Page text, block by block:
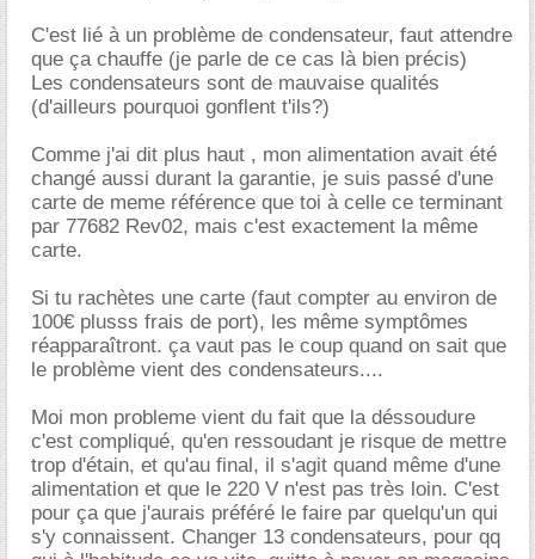
C'est lié à un problème de condensateur, faut attendre
que ça chauffe (je parle de ce cas là bien précis)
Les condensateurs sont de mauvaise qualités
(d'ailleurs pourquoi gonflent t'ils?)
Comme j'ai dit plus haut , mon alimentation avait été
changé aussi durant la garantie, je suis passé d'une
carte de meme référence que toi à celle ce terminant
par 77682 Rev02, mais c'est exactement la même
carte.
Si tu rachètes une carte (faut compter au environ de
100€ plusss frais de port), les même symptômes
réapparaîtront. ça vaut pas le coup quand on sait que
le problème vient des condensateurs....
Moi mon probleme vient du fait que la déssoudure
c'est compliqué, qu'en ressoudant je risque de mettre
trop d'étain, et qu'au final, il s'agit quand même d'une
alimentation et que le 220 V n'est pas très loin. C'est
pour ça que j'aurais préféré le faire par quelqu'un qui
s'y connaissent. Changer 13 condensateurs, pour qq